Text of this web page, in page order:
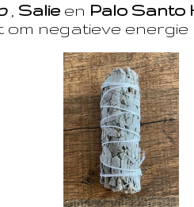
, Salie en Palo Santo
negatieve energie